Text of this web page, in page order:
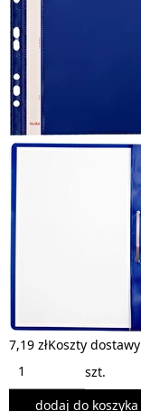
7,19 złKoszty dostawy
szt.
dodaj do koszyka